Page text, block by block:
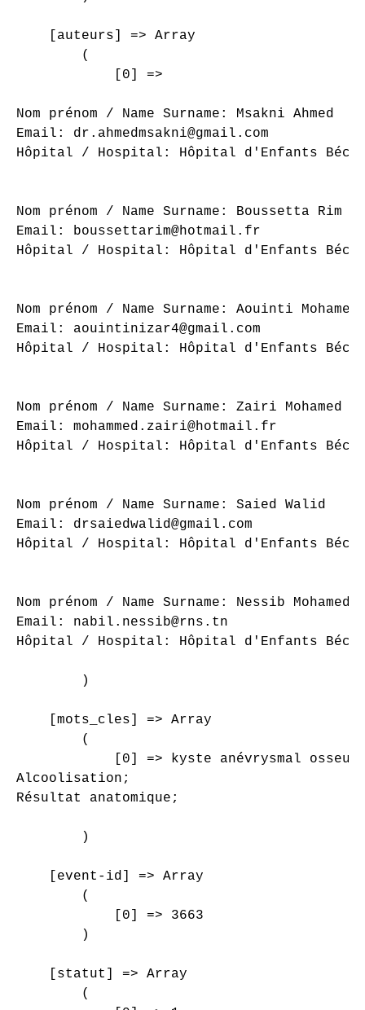
    [auteurs] => Array
        (
            [0] =>
Nom prénom / Name Surname: Msakni Ahmed
Email: dr.ahmedmsakni@gmail.com
Hôpital / Hospital: Hôpital d'Enfants Béchir
Nom prénom / Name Surname: Boussetta Rim
Email: boussettarim@hotmail.fr
Hôpital / Hospital: Hôpital d'Enfants Béchir
Nom prénom / Name Surname: Aouinti
Email: aouintinizar4@gmail.com
Hôpital / Hospital: Hôpital d'Enfants Béchir
Nom prénom / Name Surname: Zairi Mohamed
Email: mohammed.zairi@hotmail.fr
Hôpital / Hospital: Hôpital d'Enfants Béchir
Nom prénom / Name Surname: Saied Walid
Email: drsaiedwalid@gmail.com
Hôpital / Hospital: Hôpital d'Enfants Béchir
Nom prénom / Name Surname: Nessib Mohamed
Email: nabil.nessib@rns.tn
Hôpital / Hospital: Hôpital d'Enfants Béchir
        )
    [mots_cles] => Array
        (
[0] => kyste anévrysmal
Alcoolisation;
Résultat anatomique;
        )
    [event-id] => Array
        (
            [0] => 3663
        )
    [statut] => Array
        (